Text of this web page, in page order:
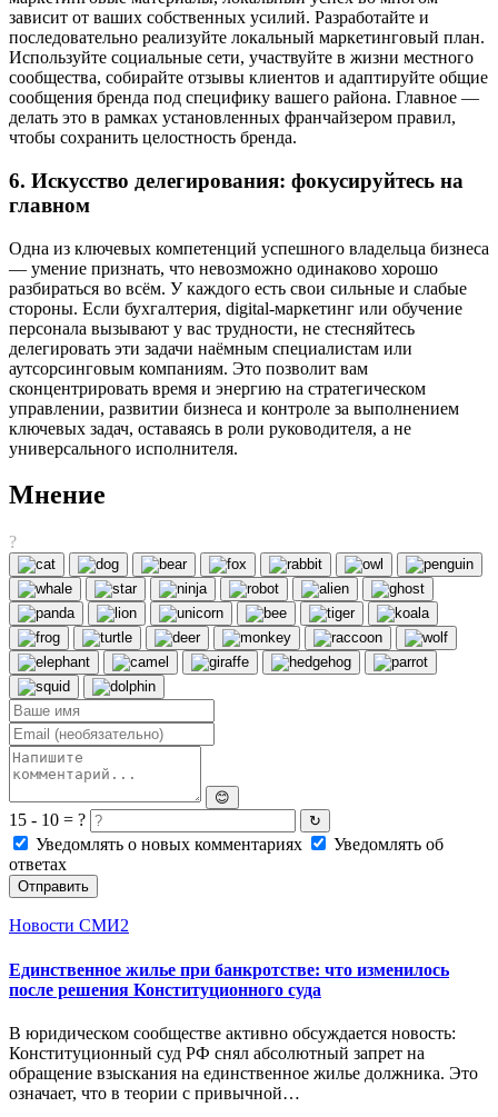
зависит от ваших собственных усилий. Разработайте и
последовательно реализуйте локальный маркетинговый план.
Используйте социальные сети, участвуйте в жизни местного
сообщества, собирайте отзывы клиентов и адаптируйте общие
сообщения бренда под специфику вашего района. Главное —
делать это в рамках установленных франчайзером правил,
чтобы сохранить целостность бренда.
6. Искусство делегирования: фокусируйтесь на
главном
Одна из ключевых компетенций успешного владельца бизнеса
— умение признать, что невозможно одинаково хорошо
разбираться во всём. У каждого есть свои сильные и слабые
стороны. Если бухгалтерия, digital-маркетинг или обучение
персонала вызывают у вас трудности, не стесняйтесь
делегировать эти задачи наёмным специалистам или
аутсорсинговым компаниям. Это позволит вам
сконцентрировать время и энергию на стратегическом
управлении, развитии бизнеса и контроле за выполнением
ключевых задач, оставаясь в роли руководителя, а не
универсального исполнителя.
Мнение
?
😊
15 - 10 = ? ↻
Уведомлять о новых комментариях
Уведомлять об
ответах
Отправить
Новости СМИ2
Единственное жилье при банкротстве: что изменилось
после решения Конституционного суда
В юридическом сообществе активно обсуждается новость:
Конституционный суд РФ снял абсолютный запрет на
обращение взыскания на единственное жилье должника. Это
означает, что в теории с привычной…